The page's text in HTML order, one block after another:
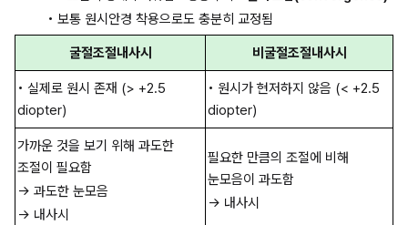
• 보통 원시안경 착용으로도 충분히 교정됨
굴절조절내사시 비굴절조절내사시
• 실제로 원시 존재 (> +2.5
diopter)
• 원시가 현저하지 않음 (< +2.5
diopter)
가까운 것을 보기 위해 과도한
조절이 필요함
→ 과도한 눈모음
→ 내사시
필요한 만큼의 조절에 비해
눈모음이 과도함
→ 내사시